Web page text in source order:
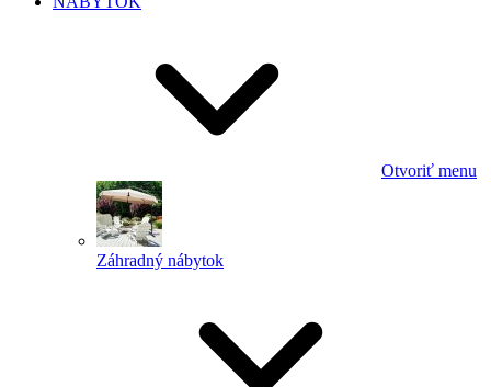
Otvoriť menu
Záhradný nábytok